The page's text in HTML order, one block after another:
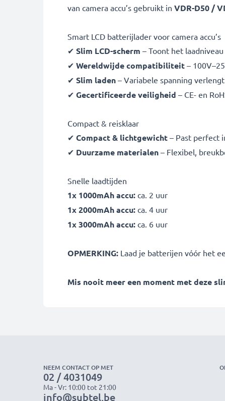
van camera accu’s gebruikt in VDR-D50 /
Smart LCD batterijlader voor camera accu’s
✔ Slim LCD-scherm – Toont het
✔ Wereldwijde compatibiliteit –
✔ Slim laden – Variabele spanning
✔ Gecertificeerde veiligheid – CE- en
Compact & reisklaar
✔ Compact & lichtgewicht – Past perfect
✔ Duurzame materialen – Flexibel,
Snelle laadtijden
1x 1000mAh accu: ca. 2 uur
1x 2000mAh accu: ca. 4 uur
1x 3000mAh accu: ca. 6 uur
OPMERKING: Laad je batterijen vóór het
Mis nooit meer een moment met deze
NEEM CONTACT OP MET
02 / 4031049
Ma - Vr: 10:00 tot 21:00
info@subtel.be